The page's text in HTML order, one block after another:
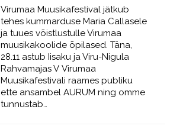
Virumaa Muusikafestival jätkub
tehes kummarduse Maria Callasele
ja tuues võistlustulle Virumaa
muusikakoolide õpilased. Täna,
28.11 astub Iisaku ja Viru-Nigula
Rahvamajas V Virumaa
Muusikafestivali raames publiku
ette ansambel AURUM ning omme
tunnustab…